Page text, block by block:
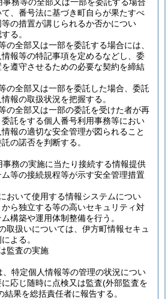
、番号法に基づき町自らが果たすべ
の措置が講じられるか否かについ
る。
の全部又は一部を委託する場合には、
報等の特記事項を定めるなどし、委
遵守させるための必要な契約を締結
の全部又は一部を委託した場合、委託
報の取扱状況を把握する。
の全部又は一部の委託を受けた者が再
託をする個人番号利用事務等におい
報の適切な安全管理が図られること
の諾否を判断する。
事務の実施に当たり接続する情報提供
等の接続規程等が示す安全管理措置
おいて使用する情報システムについ
ら独立する等の高いセキュリティ対
構築や運用体制整備を行う。
取扱いについては、伊方町情報セキュ
よる。
監査の実施
、特定個人情報等の管理の状況につい
応じ随時に点検又は監査(外部監査を
結果を総括責任者に報告する。